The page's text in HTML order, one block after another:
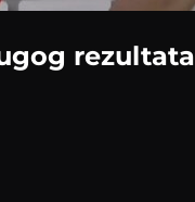
rezultata